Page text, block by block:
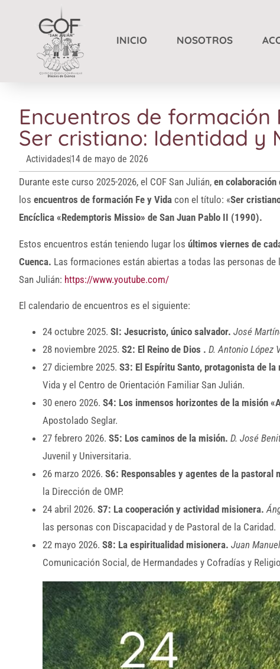
INICIO NOSOTROS
Encuentros de formación
Ser cristiano: Identidad y
Actividades14 de mayo de 2026
Durante este curso 2025-2026, el COF San Julián, en
los encuentros de formación Fe y Vida con el título: «Ser
Encíclica «Redemptoris Missio» de San Juan Pablo II (1990).
Estos encuentros están teniendo lugar los últimos viernes de
Cuenca. Las formaciones están abiertas a todas las personas de
San Julián: https://www.youtube.com/
El calendario de encuentros es el siguiente:
24 octubre 2025. SI: Jesucristo, único salvador. José
28 noviembre 2025. S2: El Reino de Dios . D. Antonio López
27 diciembre 2025. S3: El Espíritu Santo, protagonista de la
Vida y el Centro de Orientación Familiar San Julián.
30 enero 2026. S4: Los inmensos horizontes de la misión
Apostolado Seglar.
27 febrero 2026. S5: Los caminos de la misión. D. José
Juvenil y Universitaria.
26 marzo 2026. S6: Responsables y agentes de la pastoral
la Dirección de OMP.
24 abril 2026. S7: La cooperación y actividad misionera.
las personas con Discapacidad y de Pastoral de la Caridad.
22 mayo 2026. S8: La espiritualidad misionera. Juan
Comunicación Social, de Hermandades y Cofradías y